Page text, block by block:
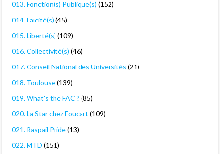
013. Fonction(s) Publique(s) (152)
014. Laïcité(s) (45)
015. Liberté(s) (109)
016. Collectivité(s) (46)
017. Conseil National des Universités (21)
018. Toulouse(139)
019. What's the FAC ? (85)
020. La Star chez Foucart (109)
021. Raspail Pride(13)
022. MTD (151)